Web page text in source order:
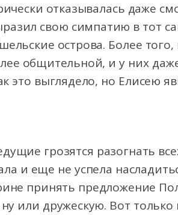
отказывалась даже
свою симпатию в тот
острова. Более того,
общительной, и у них
это выглядело, но Елисею
грозятся разогнать
и еще не успела
принять предложение
или дружескую. Вот только